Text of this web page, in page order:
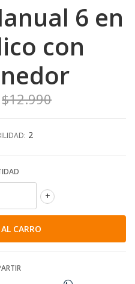
6 en
con
$12.990
2
+